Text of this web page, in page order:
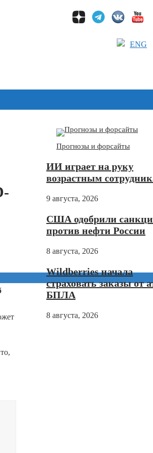
ENG
Прогнозы и форсайты
ИИ играет на руку
возрастным
9 августа, 2026
США одобрили
против нефти России
8 августа, 2026
Wildberries начала
страховать заказы от
БПЛА
8 августа, 2026